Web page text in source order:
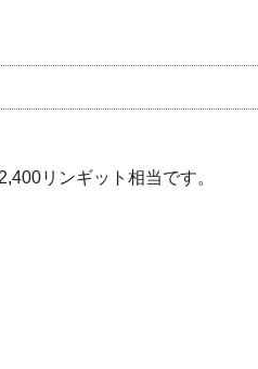
リンギット相当です。